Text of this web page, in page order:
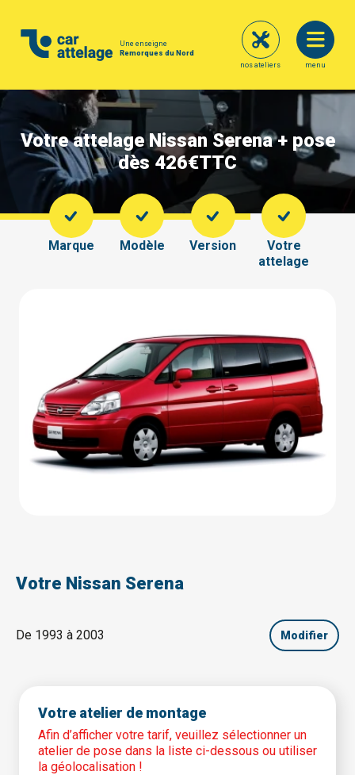
Une enseigne
Remorques du Nord
menu
nos ateliers
Votre attelage Nissan Serena + pose
dès 426€TTC
Marque Modèle Version
Votre
attelage
Votre Nissan Serena
De 1993 à 2003 Modifier
Votre atelier de montage
Afin d’afficher votre tarif, veuillez sélectionner un
atelier de pose dans la liste ci-dessous ou utiliser
la géolocalisation !